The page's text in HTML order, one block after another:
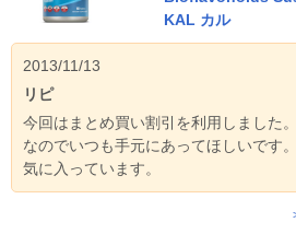
KAL カル
2013/11/13
リピ
今回はまとめ買い割引を利用しました
なのでいつも手元にあってほしいです
気に入っています。